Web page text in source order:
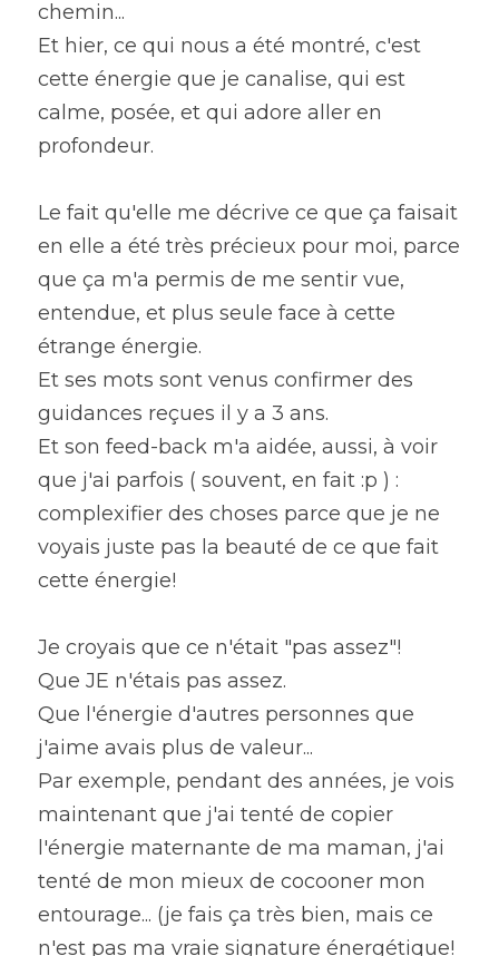
chemin...
Et hier, ce qui nous a été montré, c'est
cette énergie que je canalise, qui est
calme, posée, et qui adore aller en
profondeur.
Le fait qu'elle me décrive ce que ça faisait
en elle a été très précieux pour moi, parce
que ça m'a permis de me sentir vue,
entendue, et plus seule face à cette
étrange énergie.
Et ses mots sont venus confirmer des
guidances reçues il y a 3 ans.
Et son feed-back m'a aidée, aussi, à voir
que j'ai parfois ( souvent, en fait :p ) :
complexifier des choses parce que je ne
voyais juste pas la beauté de ce que fait
cette énergie!
Je croyais que ce n'était "pas assez"!
Que JE n'étais pas assez.
Que l'énergie d'autres personnes que
j'aime avais plus de valeur...
Par exemple, pendant des années, je vois
maintenant que j'ai tenté de copier
l'énergie maternante de ma maman, j'ai
tenté de mon mieux de cocooner mon
entourage... (je fais ça très bien, mais ce
n'est pas ma vraie signature énergétique!